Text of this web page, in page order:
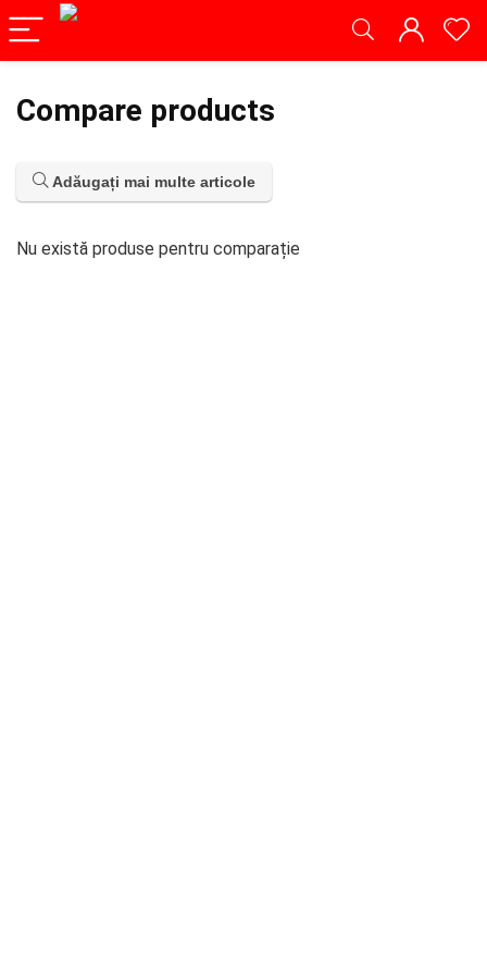
Compare products
Adăugați mai multe articole
Nu există produse pentru comparație